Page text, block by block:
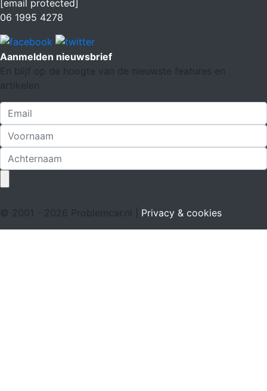
[email protected]
06 1995 4278
Aanmelden nieuwsbrief
En blijf op de hoogte van de nieuwste features en
artikelen
© 2001 - 2026 Problemcar.nl | Privacy & cookies